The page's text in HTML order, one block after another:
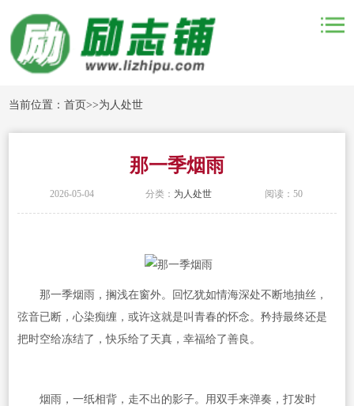
当前位置：首页>>为人处世
那一季烟雨
2026-05-04 分类： 为人处世 阅读：50
那一季烟雨，搁浅在窗外。回忆犹如情海深处不断地抽丝，
弦音已断，心染痴缠，或许这就是叫青春的怀念。矜持最终还是
把时空给冻结了，快乐给了天真，幸福给了善良。
烟雨，一纸相背，走不出的影子。用双手来弹奏，打发时